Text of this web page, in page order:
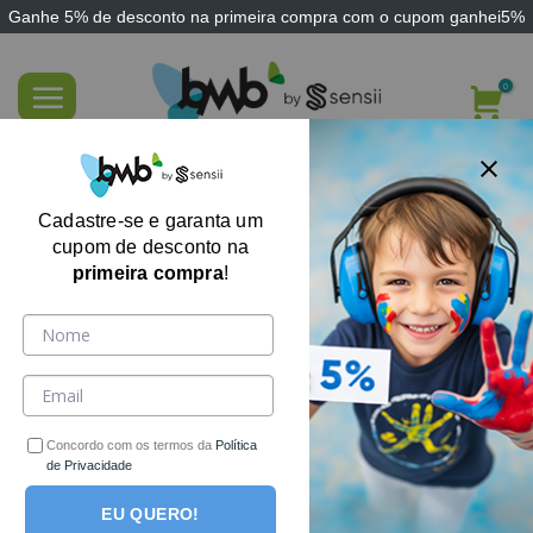
Ganhe 5% de desconto na primeira compra com o cupom ganhei5%
content
FILTRE AQUI
-40%
Cadastre-se e garanta um
cupom de desconto na
primeira compra!
Concordo com os termos da Política
de Privacidade
EU QUERO!